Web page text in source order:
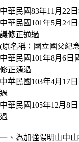
中華民國83年11月22
中華民國101年5月24
議修正通過
(原名稱：國立國父紀
中華民國101年8月6日
修正通過
中華民國103年4月17
過
中華民國105年12月8
過
一、為加強陽明山中